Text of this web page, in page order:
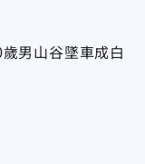
男山谷墜車成白